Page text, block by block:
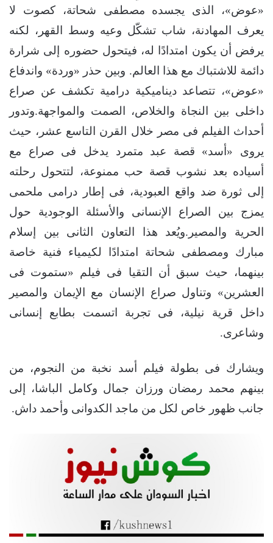
«عوض»، الذى يجسده مصطفى شحاتة، كصوت لا
يعرف المهادنة، شاب تشكّل وعيه وسط القهر، لكنه
يرفض أن يكون امتدادًا له، فيتحول حضوره إلى شرارة
دائمة للاشتباك مع هذا العالم. وبين حذر «وردة» واندفاع
«عوض»، تتصاعد ديناميكية درامية تكشف عن صراع
داخلى بين النجاة والخلاص، الصمت والمواجهة.وتدور
أحداث الفيلم فى مصر خلال القرن التاسع عشر، حيث
يروى «أسد» قصة عبد متمرد يدخل فى صراع مع
أسياده بعد نشوب قصة حب ممنوعة، لتتحول رحلته
إلى ثورة ضد واقع العبودية، فى إطار درامى ملحمى
يمزج بين الصراع الإنسانى والأسئلة الوجودية حول
الحرية والمصير.ويُعد هذا التعاون الثانى بين إسلام
مبارك ومصطفى شحاتة امتدادًا لكيمياء فنية خاصة
بينهما، حيث سبق أن التقيا فى فيلم «ستموت فى
العشرين» وتناول صراع الإنسان مع الإيمان والمصير
داخل قرية نيلية، فى تجربة اتسمت بطابع إنسانى
وشاعرى.
ويشارك فى بطولة فيلم أسد نخبة من النجوم، من
بينهم محمد رمضان ورزان جمال وكامل الباشا، إلى
جانب ظهور خاص لكل من ماجد الكدوانى وأحمد داش.